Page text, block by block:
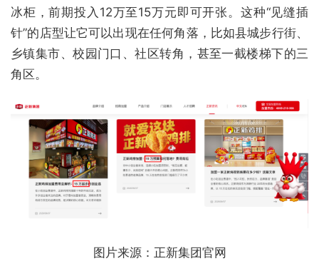
冰柜，前期投入12万至15万元即可开张。这种“见缝插
针”的店型让它可以出现在任何角落，比如县城步行街、
乡镇集市、校园门口、社区转角，甚至一截楼梯下的三
角区。
图片来源：正新集团官网